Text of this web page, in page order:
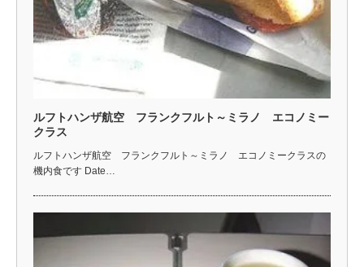
ルフトハンザ航空 フランクフルト～ミラノ エコノミー
クラス
ルフトハンザ航空 フランクフルト～ミラノ エコノミークラスの
機内食です Date…